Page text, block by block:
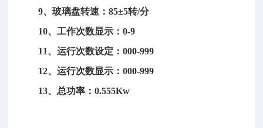
9、玻璃盘转速：85±5转/分
10、工作次数显示：0-9
11、运行次数设定：000-999
12、运行次数显示：000-999
13、总功率：0.555Kw